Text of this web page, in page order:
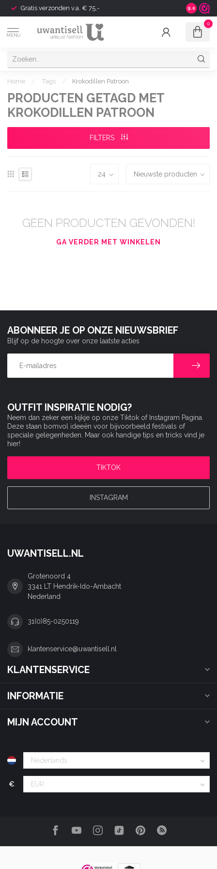
Gratis verzonden v.a. € 75,- Shipping
9.0
MENU
0
Home / Tags / Krokodillen Patroon
PRODUCTEN GETAGD MET
KROKODILLEN PATROON
FILTERS
GEEN PRODUCTEN GEVONDEN!
GA VERDER MET WINKELEN
OUTFIT INSPIRATIE NODIG?
Neem dan zeker een kijkje op onze Tiktok of Instagram Pagina.
Deze staan bomvol ideeën voor bijvoorbeeld festivals of
speciale gelegenheden. Maar ook handige tips en tricks vind je
hier!
TIKTOK
INSTAGRAM
ABONNEER JE OP ONZE NIEUWSBRIEF
Blijf op de hoogte over onze laatste acties
UWANTISELL.NL
Grotenoord 4
3341 LT Hendrik-Ido-Ambacht
Nederland
31(0)85-0250119
klantenservice@uwantisell.nl
KLANTENSERVICE
INFORMATIE
MIJN ACCOUNT
€